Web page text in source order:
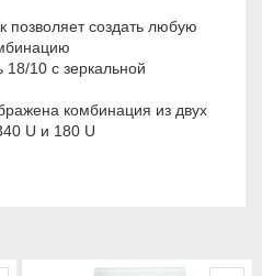
создать любую
10 c зepкaльнoй
комбинация из двух
U и 180 U